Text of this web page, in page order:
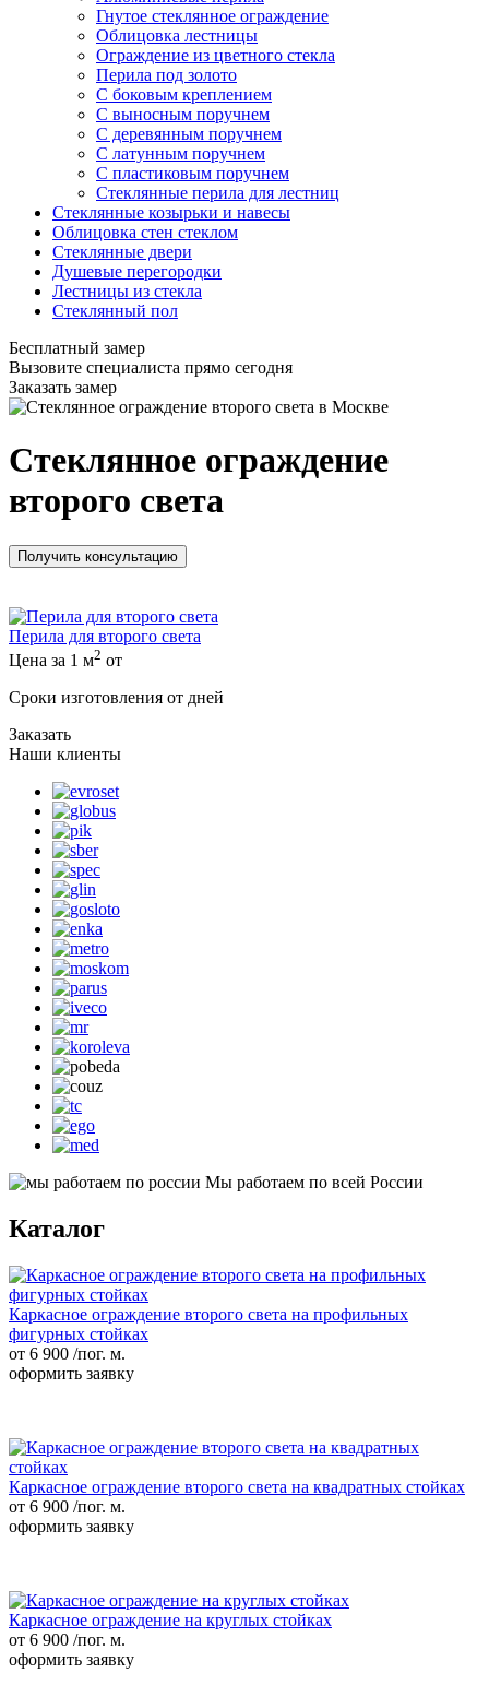
Гнутое стеклянное ограждение
Облицовка лестницы
Ограждение из цветного стекла
Перила под золото
С боковым креплением
С выносным поручнем
С деревянным поручнем
С латунным поручнем
С пластиковым поручнем
Стеклянные перила для лестниц
Стеклянные козырьки и навесы
Облицовка стен стеклом
Стеклянные двери
Душевые перегородки
Лестницы из стекла
Стеклянный пол
Бесплатный замер
Вызовите специалиста прямо сегодня
Заказать замер
Стеклянное ограждение
второго света
Получить консультацию
Перила для второго света
Цена за 1 м2 от
Сроки изготовления от дней
Заказать
Наши клиенты
Мы работаем по всей России
Каталог
Каркасное ограждение второго света на профильных
фигурных стойках
от 6 900 /пог. м.
оформить заявку
Каркасное ограждение второго света на квадратных стойках
от 6 900 /пог. м.
оформить заявку
Каркасное ограждение на круглых стойках
от 6 900 /пог. м.
оформить заявку